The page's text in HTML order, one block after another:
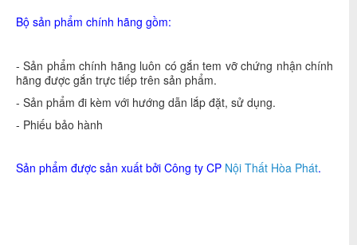
Bộ sản phẩm chính hãng gồm:
- Sản phẩm chính hãng luôn có gắn tem vỡ chứng nhận chính
hãng được gắn trực tiếp trên sản phẩm.
- Sản phẩm đi kèm với hướng dẫn lắp đặt, sử dụng.
- Phiếu bảo hành
Sản phẩm được sản xuất bởi Công ty CP Nội Thất Hòa Phát.